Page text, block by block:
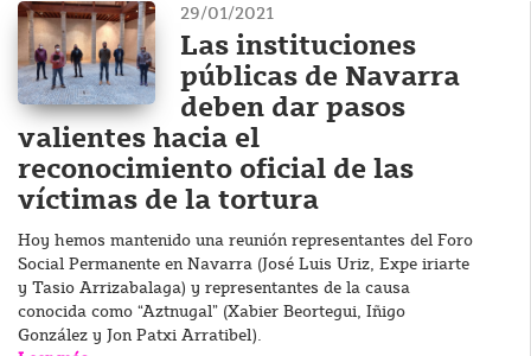
29/01/2021
Las instituciones
públicas de Navarra
deben dar pasos
valientes hacia el
reconocimiento oficial de las
víctimas de la tortura
Hoy hemos mantenido una reunión representantes del Foro
Social Permanente en Navarra (José Luis Uriz, Expe iriarte
y Tasio Arrizabalaga) y representantes de la causa
conocida como “Aztnugal” (Xabier Beortegui, Iñigo
González y Jon Patxi Arratibel).